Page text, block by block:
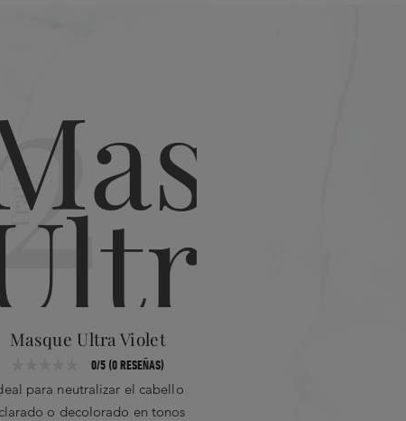
Tratar
Masque Ultra Violet
0/5 (0 RESEÑAS)
para neutralizar el cabello
o decolorado en tonos